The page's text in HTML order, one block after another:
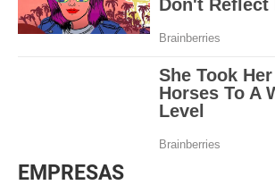
EMPRESAS